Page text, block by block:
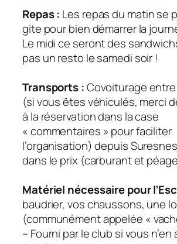
Repas : Les repas du matin se
gite pour bien démarrer la
Le midi ce seront des
pas un resto le samedi soir !
Transports :Covoiturage
(si vous êtes véhiculés, merci
à la réservation dans la case
« commentaires » pour faciliter
l’organisation) depuis
dans le prix (carburant et
Matériel nécessaire pour
baudrier, vos chaussons, une
(communément appelée «
– Fourni par le club si vous n’en